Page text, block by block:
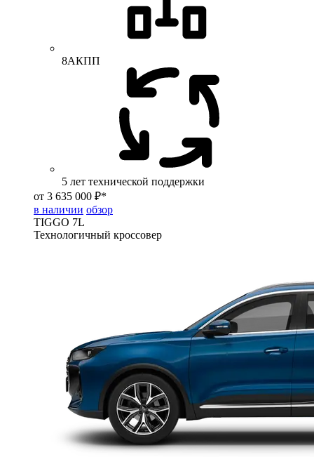
8АКПП
5 лет технической поддержки
от 3 635 000 ₽*
в наличии обзор
TIGGO 7L
Технологичный кроссовер